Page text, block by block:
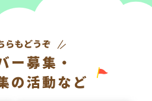
ー募集・
の活動など